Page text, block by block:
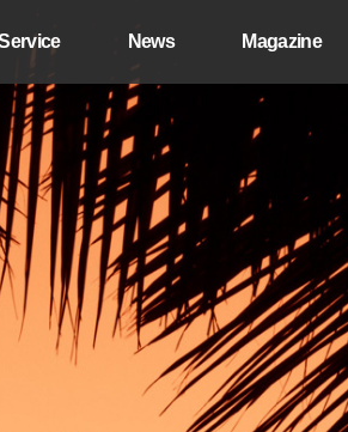
News Magazine